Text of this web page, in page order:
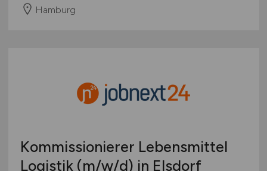
Hamburg
Kommissionierer Lebensmittel
Logistik (m/w/d) in Elsdorf